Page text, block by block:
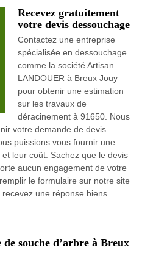
Recevez gratuitement
votre devis dessouchage
Contactez une entreprise
spécialisée en dessouchage
comme la société Artisan
LANDOUER à Breux Jouy
pour obtenir une estimation
sur les travaux de
déracinement à 91650. Nous
votre demande de devis
puissions vous fournir une
leur coût. Sachez que le devis
aucun engagement de votre
le formulaire sur notre site
une réponse biens
souche d’arbre à Breux